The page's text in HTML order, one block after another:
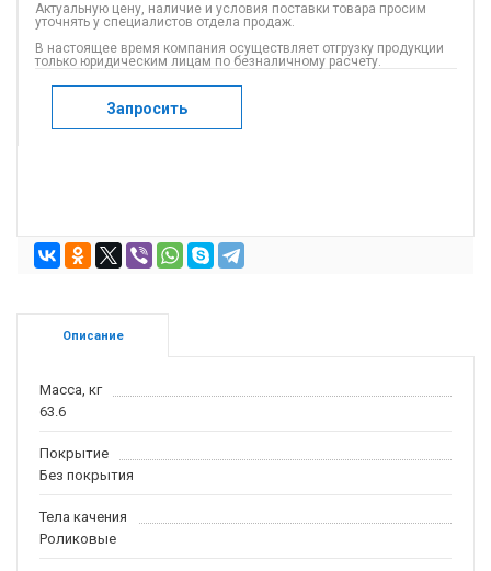
Актуальную цену, наличие и условия поставки товара просим
уточнять у специалистов отдела продаж.
В настоящее время компания осуществляет отгрузку продукции
только юридическим лицам по безналичному расчету.
Запросить
Описание
Масса, кг
63.6
Покрытие
Без покрытия
Тела качения
Роликовые